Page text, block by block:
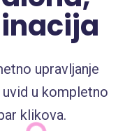
upravljanje
u kompletno
klikova.